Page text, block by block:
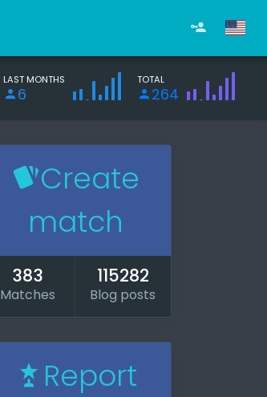
LAST MONTHS
6
TOTAL
264
Create
match
383
Matches
115282
Blog posts
Report